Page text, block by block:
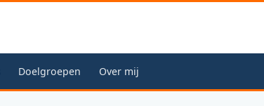
Doelgroepen Over mij